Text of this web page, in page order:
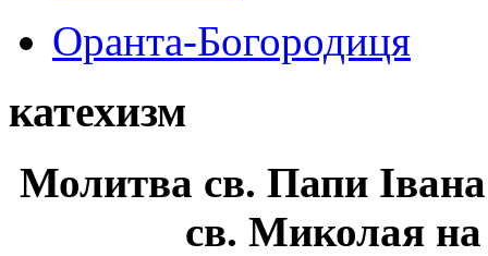
Оранта-Богородиця
катехизм
Молитва св. Папи
св. Миколая на